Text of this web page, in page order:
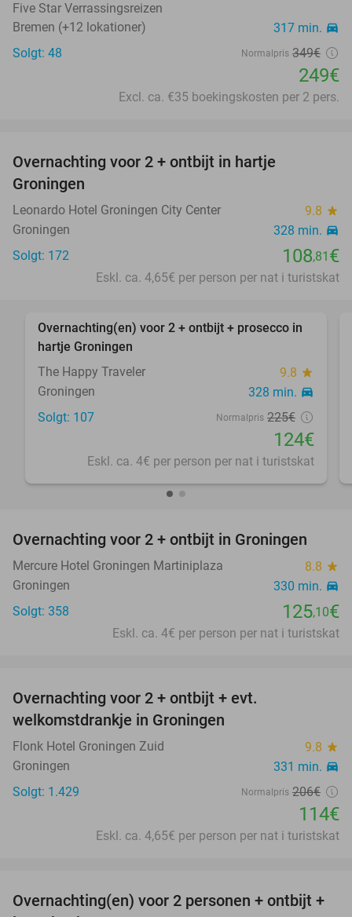
Five Star Verrassingsreizen
Bremen (+12 lokationer)
317 min. directions_car
Solgt: 48 Normalpris 349€
249€
Excl. ca. €35 boekingskosten per 2 pers.
Overnachting voor 2 + ontbijt in hartje
Groningen
Leonardo Hotel Groningen City Center 9.8 star
Groningen 328 min. directions_car
Solgt: 172 108,81 €
Eskl. ca. 4,65€ per person per nat i turistskat
45%
Overnachting(en) voor 2 + ontbijt + prosecco in
hartje Groningen
The Happy Traveler
9.8 star
Groningen 328 min. directions_car
Solgt: 107 Normalpris 225€
124€
Eskl. ca. 4€ per person per nat i turistskat
Overnachting voor 2 + ontbijt in Groningen
Mercure Hotel Groningen Martiniplaza 8.8 star
Groningen 330 min. directions_car
Solgt: 358 125,10€
Eskl. ca. 4€ per person per nat i turistskat
Overnachting voor 2 + ontbijt + evt.
welkomstdrankje in Groningen
Flonk Hotel Groningen Zuid 9.8 star
Groningen 331 min. directions_car
Solgt: 1.429 Normalpris 206€
114€
Eskl. ca. 4,65€ per person per nat i turistskat
43%
Overnachting(en) voor 2 personen + ontbijt +